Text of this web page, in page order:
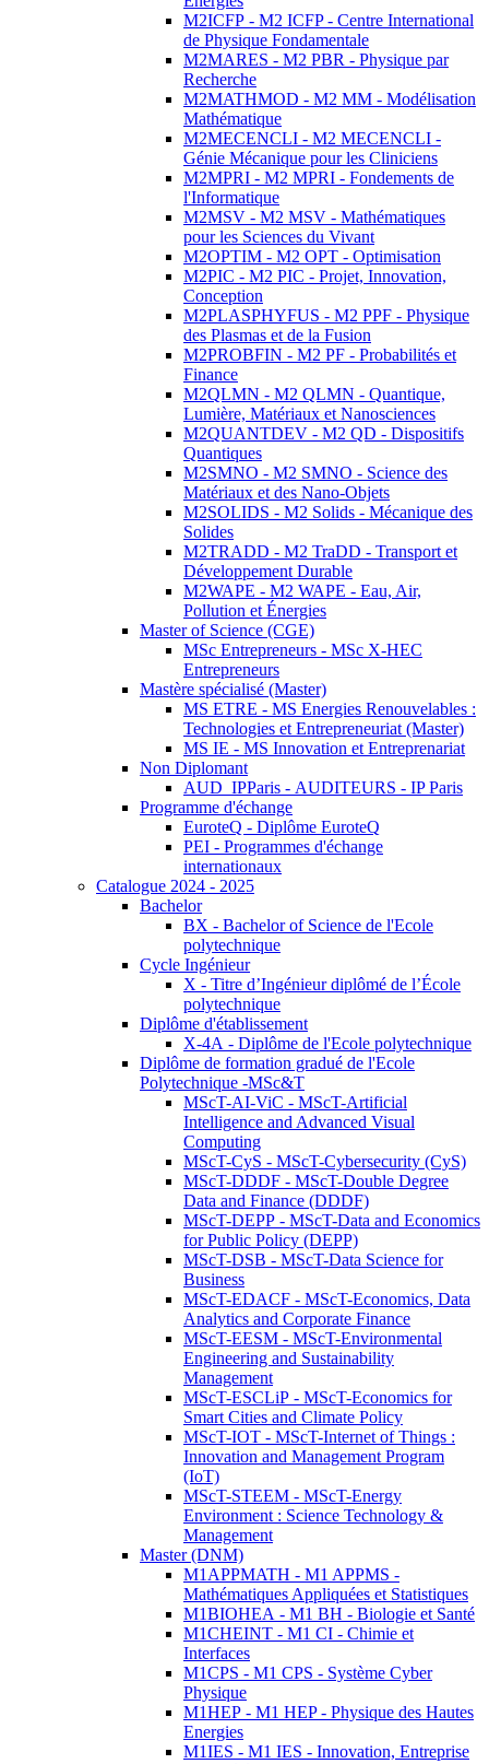
M2ICFP - M2 ICFP - Centre International
de Physique Fondamentale
M2MARES - M2 PBR - Physique par
Recherche
M2MATHMOD - M2 MM - Modélisation
Mathématique
M2MECENCLI - M2 MECENCLI -
Génie Mécanique pour les Cliniciens
M2MPRI - M2 MPRI - Fondements de
l'Informatique
M2MSV - M2 MSV - Mathématiques
pour les Sciences du Vivant
M2OPTIM - M2 OPT - Optimisation
M2PIC - M2 PIC - Projet, Innovation,
Conception
M2PLASPHYFUS - M2 PPF - Physique
des Plasmas et de la Fusion
M2PROBFIN - M2 PF - Probabilités et
Finance
M2QLMN - M2 QLMN - Quantique,
Lumière, Matériaux et Nanosciences
M2QUANTDEV - M2 QD - Dispositifs
Quantiques
M2SMNO - M2 SMNO - Science des
Matériaux et des Nano-Objets
M2SOLIDS - M2 Solids - Mécanique des
Solides
M2TRADD - M2 TraDD - Transport et
Développement Durable
M2WAPE - M2 WAPE - Eau, Air,
Pollution et Énergies
Master of Science (CGE)
MSc Entrepreneurs - MSc X-HEC
Entrepreneurs
Mastère spécialisé (Master)
MS ETRE - MS Energies Renouvelables :
Technologies et Entrepreneuriat (Master)
MS IE - MS Innovation et Entreprenariat
Non Diplomant
AUD_IPParis - AUDITEURS - IP Paris
Programme d'échange
EuroteQ - Diplôme EuroteQ
PEI - Programmes d'échange
internationaux
Catalogue 2024 - 2025
Bachelor
BX - Bachelor of Science de l'Ecole
polytechnique
Cycle Ingénieur
X - Titre d’Ingénieur diplômé de l’École
polytechnique
Diplôme d'établissement
X-4A - Diplôme de l'Ecole polytechnique
Diplôme de formation gradué de l'Ecole
Polytechnique -MSc&T
MScT-AI-ViC - MScT-Artificial
Intelligence and Advanced Visual
Computing
MScT-CyS - MScT-Cybersecurity (CyS)
MScT-DDDF - MScT-Double Degree
Data and Finance (DDDF)
MScT-DEPP - MScT-Data and Economics
for Public Policy (DEPP)
MScT-DSB - MScT-Data Science for
Business
MScT-EDACF - MScT-Economics, Data
Analytics and Corporate Finance
MScT-EESM - MScT-Environmental
Engineering and Sustainability
Management
MScT-ESCLiP - MScT-Economics for
Smart Cities and Climate Policy
MScT-IOT - MScT-Internet of Things :
Innovation and Management Program
(IoT)
MScT-STEEM - MScT-Energy
Environment : Science Technology &
Management
Master (DNM)
M1APPMATH - M1 APPMS -
Mathématiques Appliquées et Statistiques
M1BIOHEA - M1 BH - Biologie et Santé
M1CHEINT - M1 CI - Chimie et
Interfaces
M1CPS - M1 CPS - Système Cyber
Physique
M1HEP - M1 HEP - Physique des Hautes
Energies
M1IES - M1 IES - Innovation, Entreprise